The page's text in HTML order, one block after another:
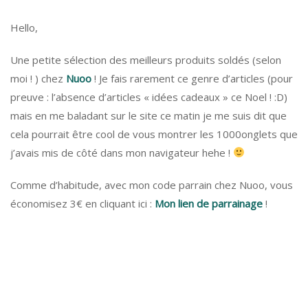
Hello,
Une petite sélection des meilleurs produits soldés (selon
moi ! ) chez Nuoo ! Je fais rarement ce genre d’articles (pour
preuve : l’absence d’articles « idées cadeaux » ce Noel ! :D)
mais en me baladant sur le site ce matin je me suis dit que
cela pourrait être cool de vous montrer les 1000onglets que
j’avais mis de côté dans mon navigateur hehe !
Comme d’habitude, avec mon code parrain chez Nuoo, vous
économisez 3€ en cliquant ici : Mon lien de parrainage !